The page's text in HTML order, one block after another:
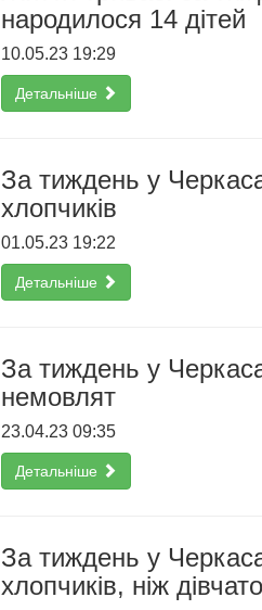
народилося 14 дітей
10.05.23 19:29
Детальніше
За тиждень у
хлопчиків
01.05.23 19:22
Детальніше
За тиждень у
немовлят
23.04.23 09:35
Детальніше
За тиждень у
хлопчиків, ніж